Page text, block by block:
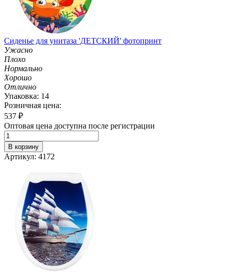
Сиденье для унитаза 'ДЕТСКИЙ' фотопринт
Ужасно
Плохо
Нормально
Хорошо
Отлично
Упаковка: 14
Розничная цена:
537 ₽
Оптовая цена доступна после регистрации
В корзину
Артикул: 4172